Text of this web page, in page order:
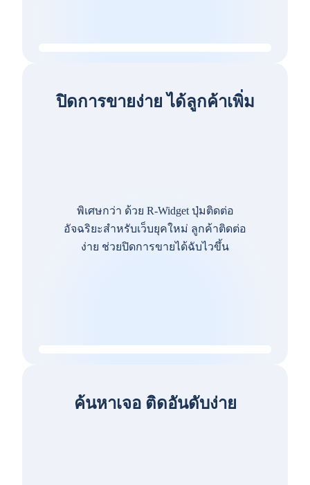
ปิดการขายง่าย ได้ลูกค้าเพิ่ม
พิเศษกว่า ด้วย R-Widget ปุ่มติดต่อ
อัจฉริยะสำหรับเว็บยุคใหม่ ลูกค้าติดต่อ
ง่าย ช่วยปิดการขายได้ฉับไวขึ้น
ค้นหาเจอ ติดอันดับง่าย